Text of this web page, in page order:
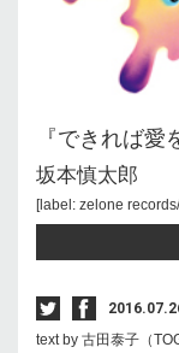
『できれば愛
坂本慎太郎
[label: zelone
text by 古田泰子（